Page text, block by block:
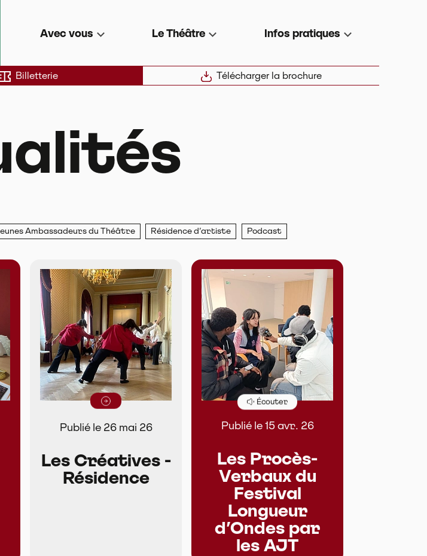
Avec vous Le Théâtre Infos pratiques
Billetterie Télécharger la brochure
Ambassadeurs du Théâtre Résidence d’artiste Podcast
Lire la suite
Publié le 26 mai 26
Les Créatives -
Résidence
Écouter
Publié le 15 avr. 26
Les Procès-
Verbaux du
Festival
Longueur
d’Ondes par
les AJT